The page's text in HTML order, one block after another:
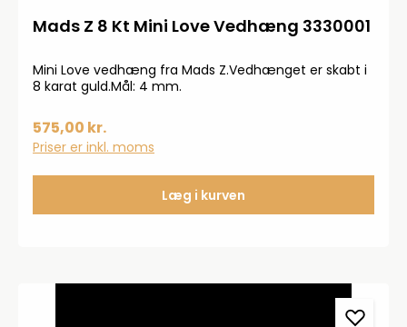
Mads Z 8 Kt Mini Love Vedhæng 3330001
Mini Love vedhæng fra Mads Z.Vedhænget er skabt i
8 karat guld.Mål: 4 mm.
575,00 kr.
Priser er inkl. moms
Læg i kurven